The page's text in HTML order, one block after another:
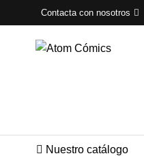
Contacta con nosotros
Nuestro catálogo